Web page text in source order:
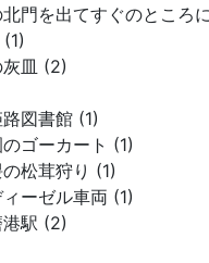
門を出てすぐのところ
皿 (2)
図書館 (1)
ゴーカート (1)
松茸狩り (1)
ーゼル車両 (1)
駅 (2)